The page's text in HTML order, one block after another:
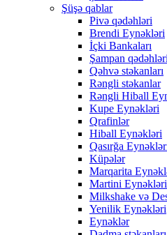
Şüşə qablar
Pivə qədəhləri
Brendi Eynəkləri
İçki Bankaları
Şampan qədəhləri
Qəhvə stəkanları
Rəngli stəkanlar
Rəngli Hiball
Kupe Eynəkləri
Qrafinlər
Hiball Eynəkləri
Qasırğa
Küpələr
Marqarita
Martini Eynəkləri
Milkshake və
Yenilik Eynəkləri
Eynəklər